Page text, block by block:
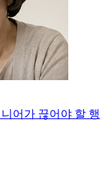
어가 끊어야 할 행